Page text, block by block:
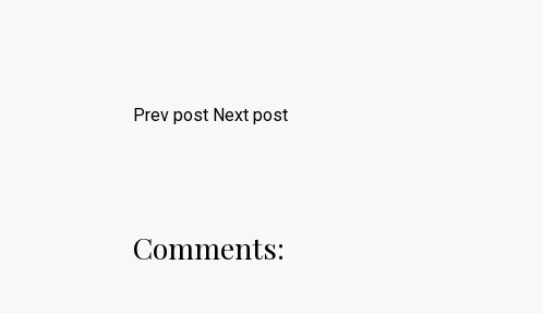
Prev post Next post
Comments: